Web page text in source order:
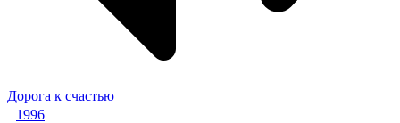
Дорога к счастью
1996